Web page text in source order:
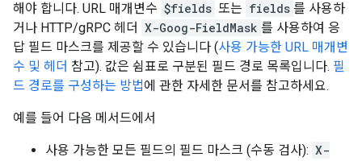
해야 합니다. URL 매개변수 $fields 또는 fields 를 사용하
거나 HTTP/gRPC 헤더 X-Goog-FieldMask 를 사용하여 응
답 필드 마스크를 제공할 수 있습니다 (사용 가능한 URL 매개변
수 및 헤더 참고). 값은 쉼표로 구분된 필드 경로 목록입니다. 필
드 경로를 구성하는 방법에 관한 자세한 문서를 참고하세요.
예를 들어 다음 메서드에서
사용 가능한 모든 필드의 필드 마스크 (수동 검사): X-